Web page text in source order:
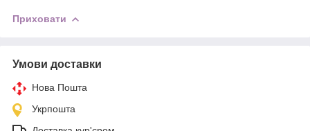
Приховати
Умови доставки
Нова Пошта
Укрпошта